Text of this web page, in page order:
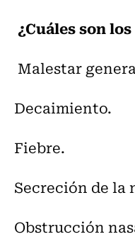
¿Cuáles son
Malestar
Decaimiento.
Fiebre.
Secreción de la
Obstrucción